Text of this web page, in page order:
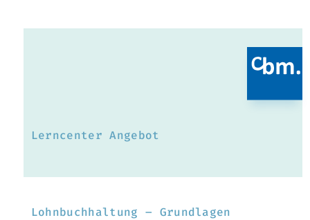
Lerncenter Angebot
Lohnbuchhaltung – Grundlagen